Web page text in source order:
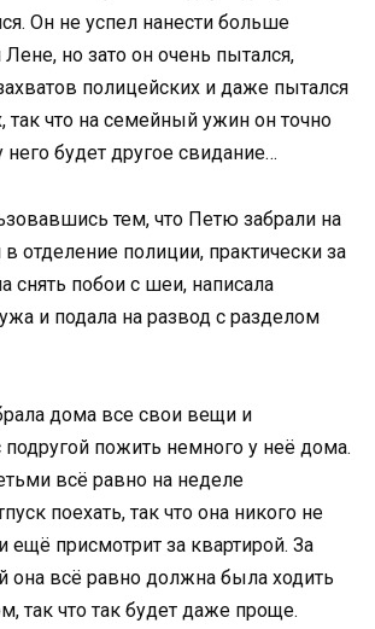
Он не успел нанести больше
но зато он очень пытался,
полицейских и даже пытался
так что на семейный ужин он точно
него будет другое свидание…
тем, что Петю забрали на
отделение полиции, практически за
снять побои с шеи, написала
и подала на развод с разделом
дома все свои вещи и
подругой пожить немного у неё дома.
всё равно на неделе
поехать, так что она никого не
ещё присмотрит за квартирой. За
она всё равно должна была ходить
так что так будет даже проще.